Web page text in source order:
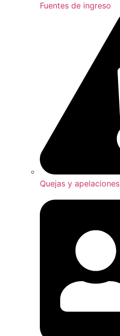
Fuentes de ingreso
Quejas y apelaciones